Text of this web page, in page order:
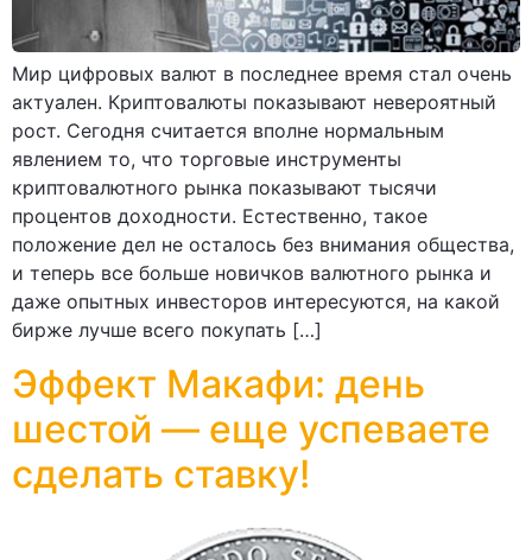
Мир цифровых валют в последнее время стал очень
актуален. Криптовалюты показывают невероятный
рост. Сегодня считается вполне нормальным
явлением то, что торговые инструменты
криптовалютного рынка показывают тысячи
процентов доходности. Естественно, такое
положение дел не осталось без внимания общества,
и теперь все больше новичков валютного рынка и
даже опытных инвесторов интересуются, на какой
бирже лучше всего покупать […]
Эффект Макафи: день
шестой — еще успеваете
сделать ставку!